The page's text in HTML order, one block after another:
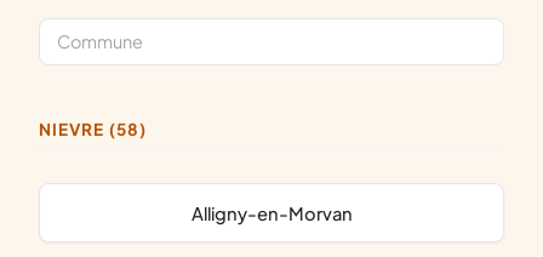
NIEVRE (58)
Alligny-en-Morvan